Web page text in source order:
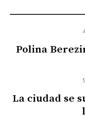
Polina
La ciudad se